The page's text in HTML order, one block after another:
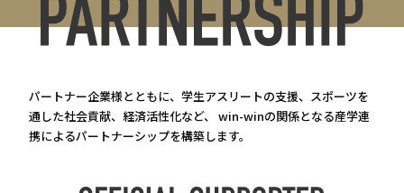
パートナー企業様とともに、学生アスリートの支援、スポーツを
通した社会貢献、経済活性化など、 win-winの関係となる産学連
携によるパートナーシップを構築します。